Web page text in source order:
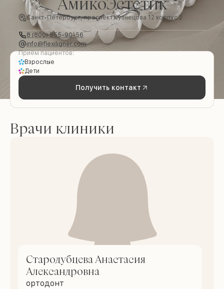
Санкт-Петербург, проспект Кузнецова 12 корпус 2
8 (800) 555-90-56
info@flexiligner.com
Приём пациентов:
Взрослые
Дети
Получить контакт
Врачи клиники
Стародубцева Анастасия
Александровна
ортодонт